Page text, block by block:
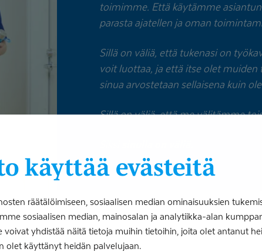
käyttää evästeitä
räätälöimiseen, sosiaalisen median ominaisuuksien
sosiaalisen median, mainosalan ja analytiikka-alan
yhdistää näitä tietoja muihin tietoihin, joita olet antanut
olet käyttänyt heidän palvelujaan.
toimimme. Että käytämme
parasta ajatellen ja oman
Sillä on väliä, että tukenasi on
voit luottaa, ja että itse olet muiden
sinua arvostetaan sellaisena kuin
Sillä on väliä, että me välitämme
arvot